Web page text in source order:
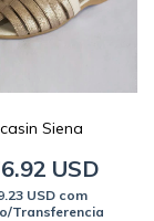
Siena
USD
USD com
Transferencia